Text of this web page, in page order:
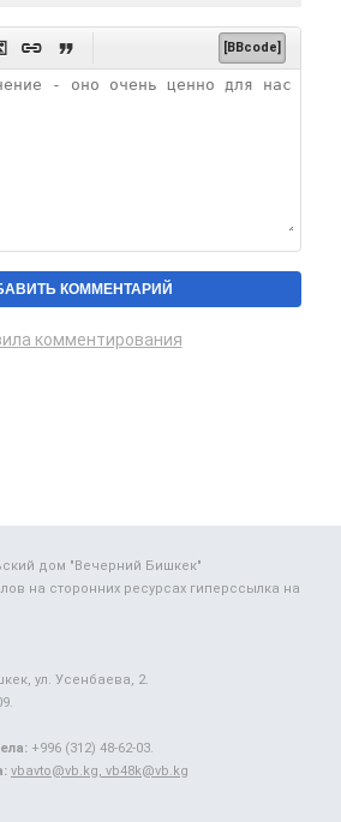
  [BBcode]
комментирования
дом "Вечерний Бишкек"
на сторонних ресурсах гиперссылка на
ул. Усенбаева, 2.
+996 (312) 48-62-03.
vbavto@vb.kg, vb48k@vb.kg